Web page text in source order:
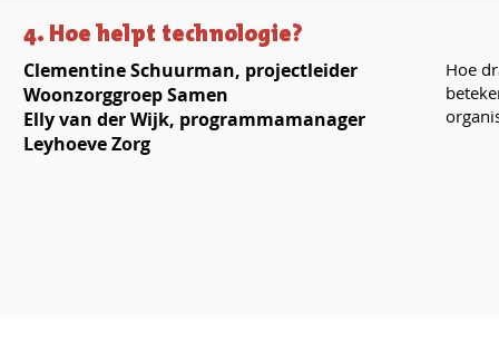
4. Hoe helpt technologie?
Clementine Schuurman, projectleider
Woonzorggroep Samen
Elly van der Wijk, programmamanager
Leyhoeve Zorg
Hoe